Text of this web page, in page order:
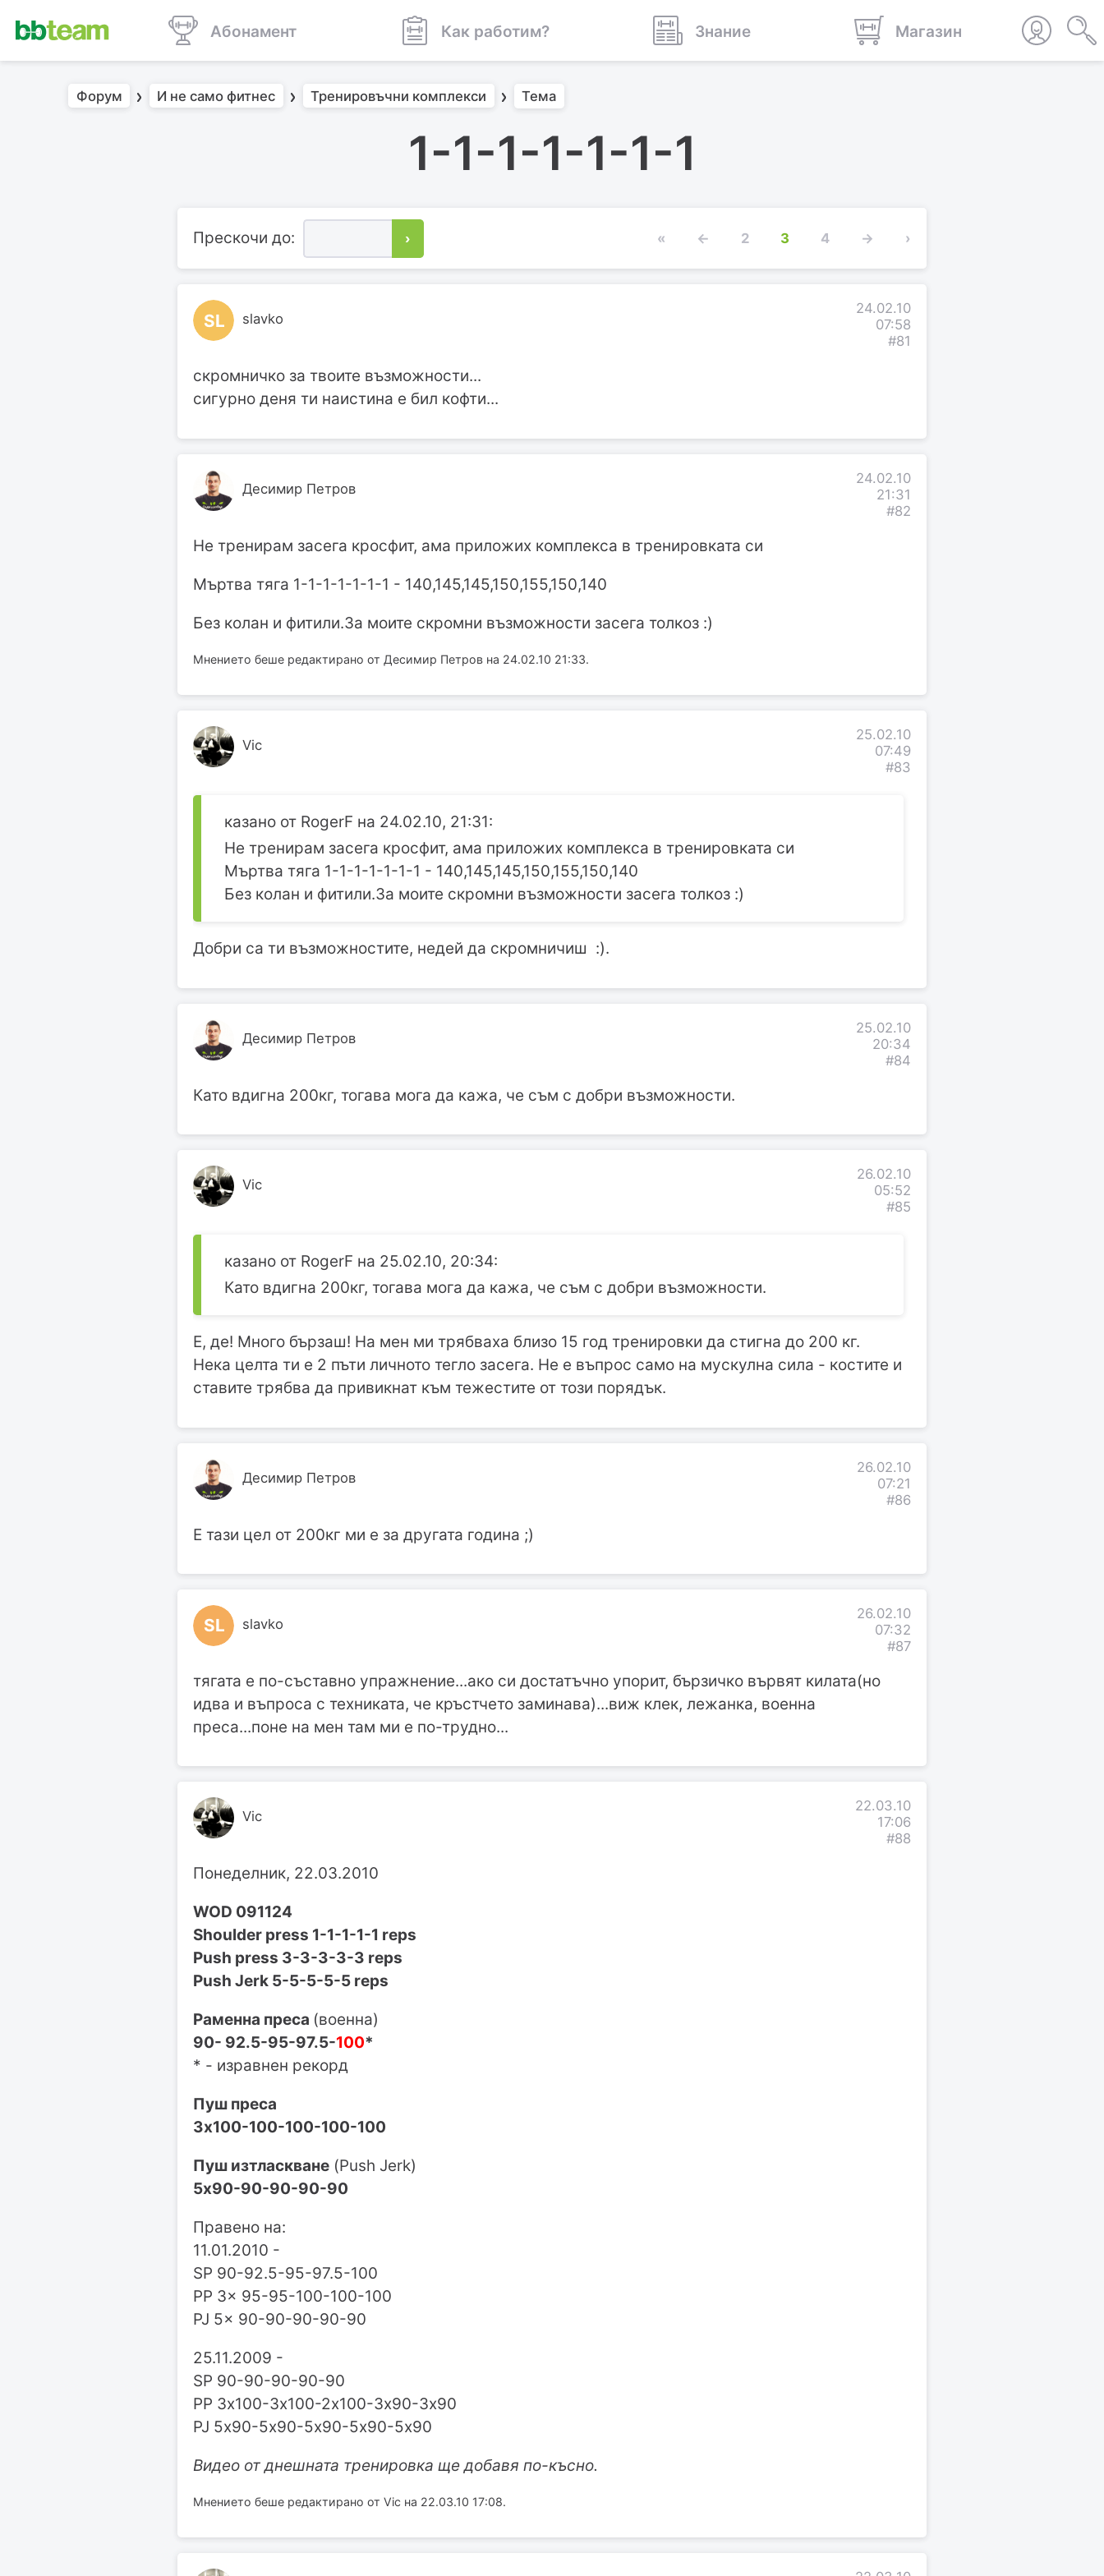
Абонамент Как работим? Знание Магазин
Форум И не само фитнес Тренировъчни комплекси Тема
1-1-1-1-1-1-1
Прескочи до: › « ← 2 3 4 → ›
SL slavko
24.02.10
07:58
#81
скромничко за твоите възможности...
сигурно деня ти наистина е бил кофти...
Десимир Петров
24.02.10
21:31
#82
Не тренирам засега кросфит, ама приложих комплекса в тренировката си
Мъртва тяга 1-1-1-1-1-1-1 - 140,145,145,150,155,150,140
Без колан и фитили.За моите скромни възможности засега толкоз :)
Мнението беше редактирано от Десимир Петров на 24.02.10 21:33.
Vic
25.02.10
07:49
#83
казано от RogerF на 24.02.10, 21:31:
Не тренирам засега кросфит, ама приложих комплекса в тренировката си
Мъртва тяга 1-1-1-1-1-1-1 - 140,145,145,150,155,150,140
Без колан и фитили.За моите скромни възможности засега толкоз :)
Добри са ти възможностите, недей да скромничиш :).
Десимир Петров
25.02.10
20:34
#84
Като вдигна 200кг, тогава мога да кажа, че съм с добри възможности.
Vic
26.02.10
05:52
#85
казано от RogerF на 25.02.10, 20:34:
Като вдигна 200кг, тогава мога да кажа, че съм с добри възможности.
Е, де! Много бързаш! На мен ми трябваха близо 15 год тренировки да стигна до 200 кг.
Нека целта ти е 2 пъти личното тегло засега. Не е въпрос само на мускулна сила - костите и
ставите трябва да привикнат към тежестите от този порядък.
Десимир Петров
26.02.10
07:21
#86
Е тази цел от 200кг ми е за другата година ;)
SL slavko
26.02.10
07:32
#87
тягата е по-съставно упражнение...ако си достатъчно упорит, бързичко вървят килата(но
идва и въпроса с техниката, че кръстчето заминава)...виж клек, лежанка, военна
преса...поне на мен там ми е по-трудно...
Vic
22.03.10
17:06
#88
Понеделник, 22.03.2010
WOD 091124
Shoulder press 1-1-1-1-1 reps
Push press 3-3-3-3-3 reps
Push Jerk 5-5-5-5-5 reps
Раменна преса (военна)
90- 92.5-95-97.5-100*
* - изравнен рекорд
Пуш преса
3х100-100-100-100-100
Пуш изтласкване (Push Jerk)
5х90-90-90-90-90
Правено на:
11.01.2010 -
SP 90-92.5-95-97.5-100
PP 3x 95-95-100-100-100
PJ 5x 90-90-90-90-90
25.11.2009 -
SP 90-90-90-90-90
PP 3х100-3х100-2х100-3х90-3х90
PJ 5х90-5х90-5х90-5х90-5х90
Видео от днешната тренировка ще добавя по-късно.
Мнението беше редактирано от Vic на 22.03.10 17:08.